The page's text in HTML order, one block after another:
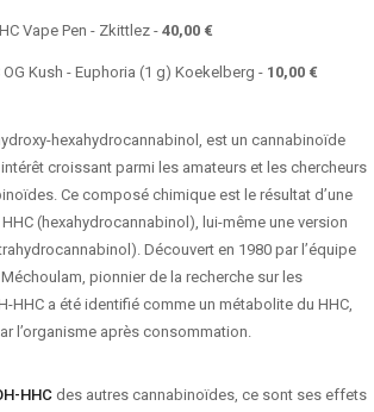
Vape Pen - Zkittlez -40,00 €
OG Kush - Euphoria (1 g) Koekelberg - 10,00 €
hexahydrocannabinol, est un cannabinoïde
croissant parmi les amateurs et les chercheurs
Ce composé chimique est le résultat d’une
(hexahydrocannabinol), lui-même une version
Découvert en 1980 par l’équipe
pionnier de la recherche sur les
HHC a été identifié comme un métabolite du HHC,
l’organisme après consommation.
HHC des autres cannabinoïdes, ce sont ses effets